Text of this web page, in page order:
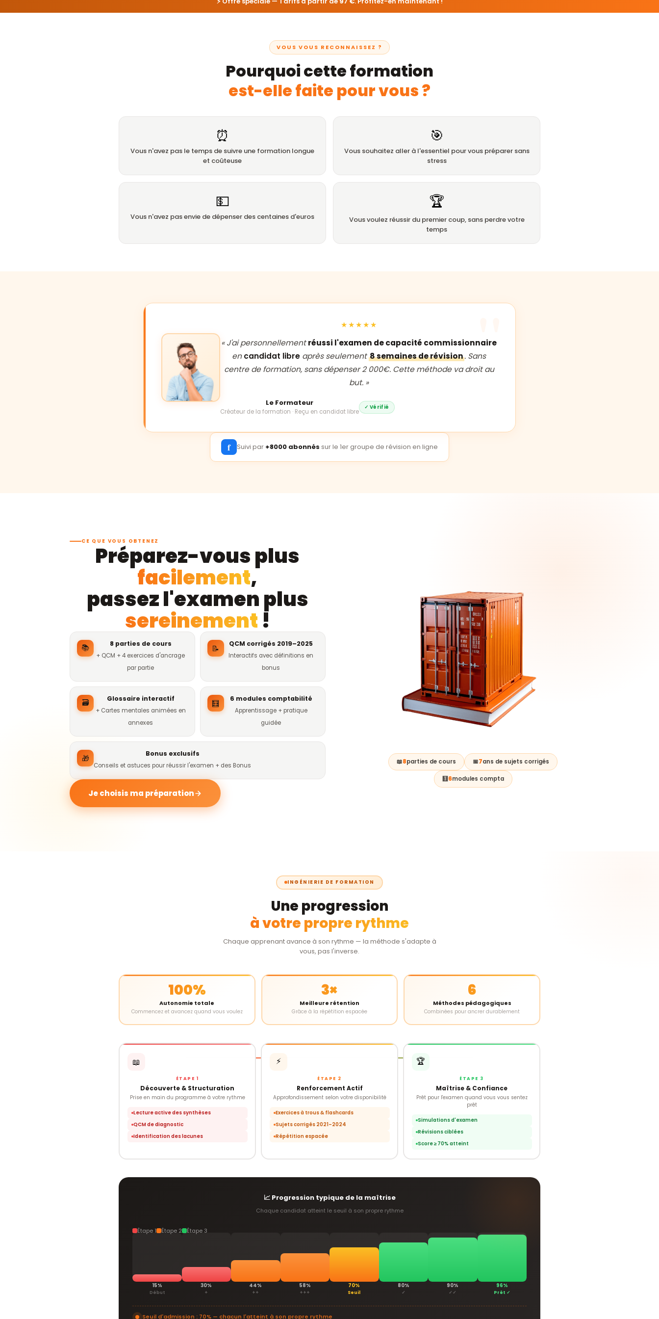
VOUS VOUS RECONNAISSEZ ?
Pourquoi cette formation
est-elle faite pour vous ?
⏰
Vous n'avez pas le temps de suivre une formation longue
et coûteuse
🎯
Vous souhaitez aller à l'essentiel pour vous préparer sans
stress
💵
Vous n'avez pas envie de dépenser des centaines d'euros
🏆
Vous voulez réussir du premier coup, sans perdre votre
temps
★★★★★
« J'ai personnellementréussi l'examen de capacité commissionnaire
encandidat libre après seulement 8 semaines de révision. Sans
centre de formation, sans dépenser 2 000€. Cette méthode va droit au
but. »
Le Formateur
Créateur de la formation · Reçu en candidat libre
✓ Vérifié
f Suivi par +8000 abonnés sur le 1er groupe de révision en ligne
CE QUE VOUS OBTENEZ
Préparez-vous plus
facilement,
passez l'examen plus
sereinement !
📚 8 parties de cours
+ QCM + 4 exercices d'ancrage
par partie
📝 QCM corrigés 2019–2025
Interactifs avec définitions en
bonus
🗃 Glossaire interactif
+ Cartes mentales animées en
annexes
🧮 6 modules comptabilité
Apprentissage + pratique
guidée
🎁 Bonus exclusifs
Conseils et astuces pour réussir l'examen + des Bonus
Je choisis ma préparation
📖8parties de cours 📅7ans de sujets corrigés
🧮6modules compta
INGÉNIERIE DE FORMATION
Une progression
à votre propre rythme
Chaque apprenant avance à son rythme — la méthode s'adapte à
vous, pas l'inverse.
100%
Autonomie totale
Commencez et avancez quand vous voulez
3×
Meilleure rétention
Grâce à la répétition espacée
6
Méthodes pédagogiques
Combinées pour ancrer durablement
📖
ÉTAPE 1
Découverte & Structuration
Prise en main du programme à votre rythme
Lecture active des synthèses
QCM de diagnostic
Identification des lacunes
⚡
ÉTAPE 2
Renforcement Actif
Approfondissement selon votre disponibilité
Exercices à trous & flashcards
Sujets corrigés 2021–2024
Répétition espacée
🏆
ÉTAPE 3
Maîtrise & Confiance
Prêt pour l'examen quand vous vous sentez
prêt
Simulations d'examen
Révisions ciblées
Score ≥ 70% atteint
📈 Progression typique de la maîtrise
Chaque candidat atteint le seuil à son propre rythme
Étape 1 Étape 2 Étape 3
15%
Début
30%
+
44%
++
58%
+++
70%
Seuil
80%
✓
90%
✓✓
96%
Prêt ✓
Seuil d'admission : 70% — chacun l'atteint à son propre rythme